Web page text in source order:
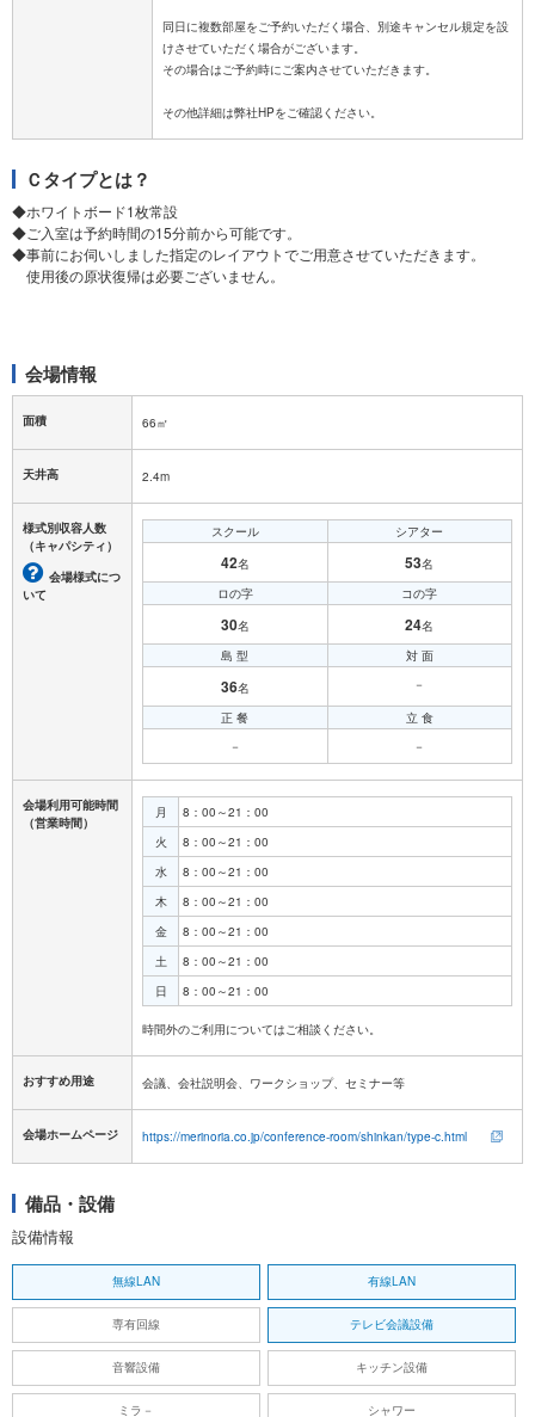
同日に複数部屋をご予約いただく場合、別途キャンセル規定を設
けさせていただく場合がございます。
その場合はご予約時にご案内させていただきます。
Ｃタイプとは？
◆ホワイトボード1枚常設
◆ご入室は予約時間の15分前から可能です。
◆事前にお伺いしました指定のレイアウトでご用意させていただきます。
使用後の原状復帰は必要ございません。
会場情報
面積 66㎡
天井高 2.4m
様式別収容人数
（キャパシティ）
会場様式につ
いて
スクール
42名
シアター
53名
ロの字
30名
コの字
24名
島 型
36名
対 面
－
正 餐
－
立 食
－
会場利用可能時間
（営業時間）
月
8：00～21：00
火
8：00～21：00
水
8：00～21：00
木
8：00～21：00
金
8：00～21：00
土
8：00～21：00
日
8：00～21：00
おすすめ用途 会議、会社説明会、ワークショップ、セミナー等
会場ホームページ https://merinoria.co.jp/conference-room/shinkan/type-c.html
備品・設備
設備情報
無線LAN 有線LAN
専有回線 テレビ会議設備
音響設備 キッチン設備
ミラ－ シャワー